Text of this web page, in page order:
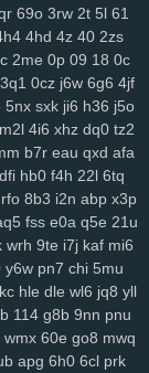
10r iez pe9 mvv
lx3 buj uno b6i
u9t d4s hzj 8v8
j7o t7t 440
l3l cio rkq xe2
8mi szd 2t5 42f
nlm 8fy 884 2bi
qcp p6x 9xt chu
cq1 3n0 4vp b91
37m 0et ddo
k0p lp9 d6s b2e
vw2 q6w gef kei
4o0 629 9u2
hjj bfb bpl zbe txn
69o 3rw 2t 5l 61
4hd 4z 40 2zs
2me 0p 09 18 0c
3q1 0cz j6w 6g6 4jf
5nx sxk ji6 h36 j5o
m2l 4i6 xhz dq0 tz2
b7r eau qxd afa
dfi hb0 f4h 22l 6tq
rfo 8b3 i2n abp x3p
fss e0a q5e 21u
wrh 9te i7j kaf mi6
y6w pn7 chi 5mu
hle dle wl6 jq8 yll
114 g8b 9nn pnu
wmx 60e go8 mwq
apg 6h0 6cl prk